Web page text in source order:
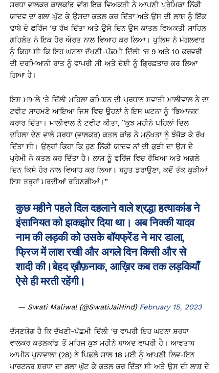
ਸ਼ਰਧਾ ਵਾਲਕਰ ਕਾਲਕਾਂਡ ਵਾਂਗ ਇਕ ਵਿਅਕਤੀ ਨੇ ਆਪਣੀ ਪ੍ਰੇਮਿਕਾ ਨਿੱਕੀ
ਯਾਦਵ ਦਾ ਗਲਾ ਘੁੱਟ ਕੇ ਉਸਦਾ ਕਤਲ ਕਰ ਦਿੱਤਾ ਅਤੇ ਉਸ ਦੀ ਲਾਸ਼ ਨੂੰ ਇੱਕ
ਢਾਬੇ ਦੇ ਫਰਿੱਜ ‘ਚ ਰੱਖ ਦਿੱਤਾ ਅਤੇ ਉਸੇ ਦਿਨ ਉਸ ਕਾਤਲ ਵਿਅਕਤੀ ਸਾਹਿਲ
ਗਹਿਲੋਤ ਨੇ ਇਕ ਹੋਰ ਔਰਤ ਨਾਲ ਵਿਆਹ ਕਰ ਲਿਆ। ਪੁਲਿਸ ਨੇ ਮੰਗਲਵਾਰ
ਨੂੰ ਕਿਹਾ ਸੀ ਕਿ ਇਹ ਘਟਨਾ ਦੱਖਣੀ-ਪੱਛਮੀ ਦਿੱਲੀ ‘ਚ 9 ਅਤੇ 10 ਫਰਵਰੀ
ਦੀ ਦਰਮਿਆਨੀ ਰਾਤ ਨੂੰ ਵਾਪਰੀ ਸੀ ਅਤੇ ਦੋਸ਼ੀ ਨੂੰ ਗ੍ਰਿਫ਼ਤਾਰ ਕਰ ਲਿਆ
ਗਿਆ ਹੈ।
ਇਸ ਮਾਮਲੇ ‘ਤੇ ਦਿੱਲੀ ਮਹਿਲਾ ਕਮਿਸ਼ਨ ਦੀ ਪ੍ਰਧਾਨ ਸਵਾਤੀ ਮਾਲੀਵਾਲ ਨੇ ਦਾ
ਟਵੀਟ ਸਾਹਮਣੇ ਆਇਆ ਜਿਸ ਵਿਚ ਉਹਨਾਂ ਨੇ ਇਸ ਘਟਨਾ ਨੂੰ ‘ਭਿਆਨਕ’
ਕਰਾਰ ਦਿੱਤਾ। ਮਾਲੀਵਾਲ ਨੇ ਟਵੀਟ ਕੀਤਾ, ”ਕੁਝ ਮਹੀਨੇ ਪਹਿਲਾਂ ਦਿਲ
ਦਹਿਲਾ ਦੇਣ ਵਾਲੇ ਸ਼ਰਧਾ (ਵਾਲਕਰ) ਕਤਲ ਕਾਂਡ ਨੇ ਮਨੁੱਖਤਾ ਨੂੰ ਝੰਜੋੜ ਕੇ ਰੱਖ
ਦਿੱਤਾ ਸੀ। ਉਨ੍ਹਾਂ ਕਿਹਾ ਕਿ ਹੁਣ ਨਿੱਕੀ ਯਾਦਵ ਨਾਂ ਦੀ ਕੁੜੀ ਦਾ ਉਸ ਦੇ
ਪ੍ਰੇਮੀ ਨੇ ਕਤਲ ਕਰ ਦਿੱਤਾ ਹੈ। ਲਾਸ਼ ਨੂੰ ਫਰਿੱਜ ਵਿਚ ਰੱਖਿਆ ਅਤੇ ਅਗਲੇ
ਦਿਨ ਕਿਸੇ ਹੋਰ ਨਾਲ ਵਿਆਹ ਕਰ ਲਿਆ। ਬਹੁਤ ਡਰਾਉਣਾ, ਕਦੋਂ ਤੱਕ ਕੁੜੀਆਂ
ਇਸ ਤਰ੍ਹਾਂ ਮਰਦੀਆਂ ਰਹਿਣਗੀਆਂ।”
कुछ महीने पहले दिल दहलाने वाले श्रद्धा हत्याकांड ने
इंसानियत को झकझोर दिया था। अब निक्की यादव
नाम की लड़की को उसके बॉयफ्रेंड ने मार डाला,
फ्रिज में लाश रखी और अगले दिन किसी और से
शादी की।बेहद ख़ौफ़नाक, आख़िर कब तक लड़कियाँ
ऐसे ही मरती रहेंगी।
— Swati Maliwal (@SwatiJaiHind) February 15, 2023
ਦੱਸਣਯੋਗ ਹੈ ਕਿ ਦੱਖਣੀ-ਪੱਛਮੀ ਦਿੱਲੀ ‘ਚ ਵਾਪਰੀ ਇਹ ਘਟਨਾ ਸ਼ਰਧਾ
ਵਾਲਕਰ ਕਤਲਕਾਂਡ ਤੋਂ ਮਹਿਜ਼ ਕੁਝ ਮਹੀਨੇ ਬਾਅਦ ਵਾਪਰੀ ਹੈ। ਆਫਤਾਬ
ਆਮੀਨ ਪੂਨਾਵਾਲਾ (28) ਨੇ ਪਿਛਲੇ ਸਾਲ 18 ਮਈ ਨੂੰ ਆਪਣੀ ਲਿਵ-ਇਨ
ਪਾਰਟਨਰ ਸ਼ਰਧਾ ਦਾ ਗਲਾ ਘੁੱਟ ਕੇ ਕਤਲ ਕਰ ਦਿੱਤਾ ਸੀ ਅਤੇ ਉਸ ਦੀ ਲਾਸ਼ ਦੇ